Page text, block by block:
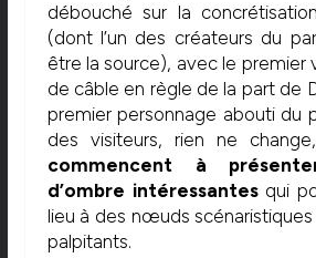
débouché sur la
(dont l’un des créateurs du
être la source), avec le premier
de câble en règle de la part de
premier personnage abouti du
des visiteurs, rien ne
commencent à
d’ombre intéressantesqui
lieu à des nœuds
palpitants.